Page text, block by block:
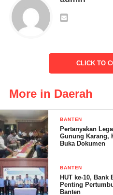
mengetahui kebocoran PAD ini.
Burham melaporkan Kepala
tegas Toni Firmansyah salah
Toni juga menyayangkan
CLICK TO
More in Daerah
BANTEN
Pertanyakan
Gunung Karang,
Buka Dokumen
BANTEN
HUT ke-10,
Penting
Banten